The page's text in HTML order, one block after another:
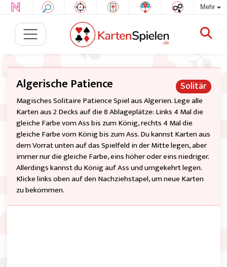
Mehr
Solitär
Algerische Patience
Magisches Solitaire Patience Spiel aus Algerien. Lege alle
Karten aus 2 Decks auf die 8 Ablageplätze: Links 4 Mal die
gleiche Farbe vom Ass bis zum König, rechts 4 Mal die
gleiche Farbe vom König bis zum Ass. Du kannst Karten aus
dem Vorrat unten auf das Spielfeld in der Mitte legen, aber
immer nur die gleiche Farbe, eins höher oder eins niedriger.
Allerdings kannst du König auf Ass und umgekehrt legen.
Klicke links oben auf den Nachziehstapel, um neue Karten
zu bekommen.